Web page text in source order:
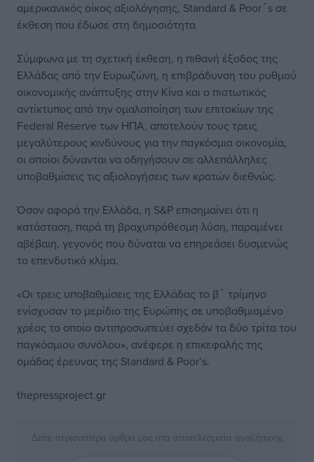
αμερικανικός οίκος αξιολόγησης, Standard & Poor΄s σε
έκθεση που έδωσε στη δημοσιότητα
Σύμφωνα με τη σχετική έκθεση, η πιθανή έξοδος της
Ελλάδας από την Ευρωζώνη, η επιβράδυνση του ρυθμού
οικονομικής ανάπτυξης στην Κίνα και ο πιστωτικός
αντίκτυπος από την ομαλοποίηση των επιτοκίων της
Federal Reserve των ΗΠΑ, αποτελούν τους τρεις
μεγαλύτερους κινδύνους για την παγκόσμια οικονομία,
οι οποίοι δύνανται να οδηγήσουν σε αλλεπάλληλες
υποβαθμίσεις τις αξιολογήσεις των κρατών διεθνώς.
Όσον αφορά την Ελλάδα, η S&P επισημαίνει ότι η
κατάσταση, παρά τη βραχυπρόθεσμη λύση, παραμένει
αβέβαιη, γεγονός που δύναται να επηρεάσει δυσμενώς
το επενδυτικό κλίμα.
«Οι τρεις υποβαθμίσεις της Ελλάδας το β΄ τρίμηνο
ενίσχυσαν το μερίδιο της Ευρώπης σε υποβαθμισμένο
χρέος το οποίο αντιπροσωπεύει σχεδόν τα δύο τρίτα του
παγκόσμιου συνόλου», ανέφερε η επικεφαλής της
ομάδας έρευνας της Standard & Poor’s.
thepressproject.gr
Δείτε περισσότερα άρθρα μας στα αποτελέσματα αναζήτησης